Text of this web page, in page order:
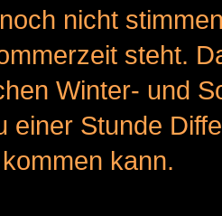
nicht
steht.
Winter- und
einer Stunde
kann.